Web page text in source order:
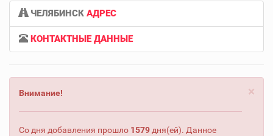
ЧЕЛЯБИНСК АДРЕС
КОНТАКТНЫЕ ДАННЫЕ
×
Внимание!
Со дня добавления прошло 1579 дня(ей). Данное